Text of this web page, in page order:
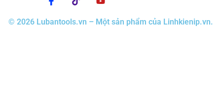
© 2026 Lubantools.vn – Một sản phẩm của Linhkienip.vn.